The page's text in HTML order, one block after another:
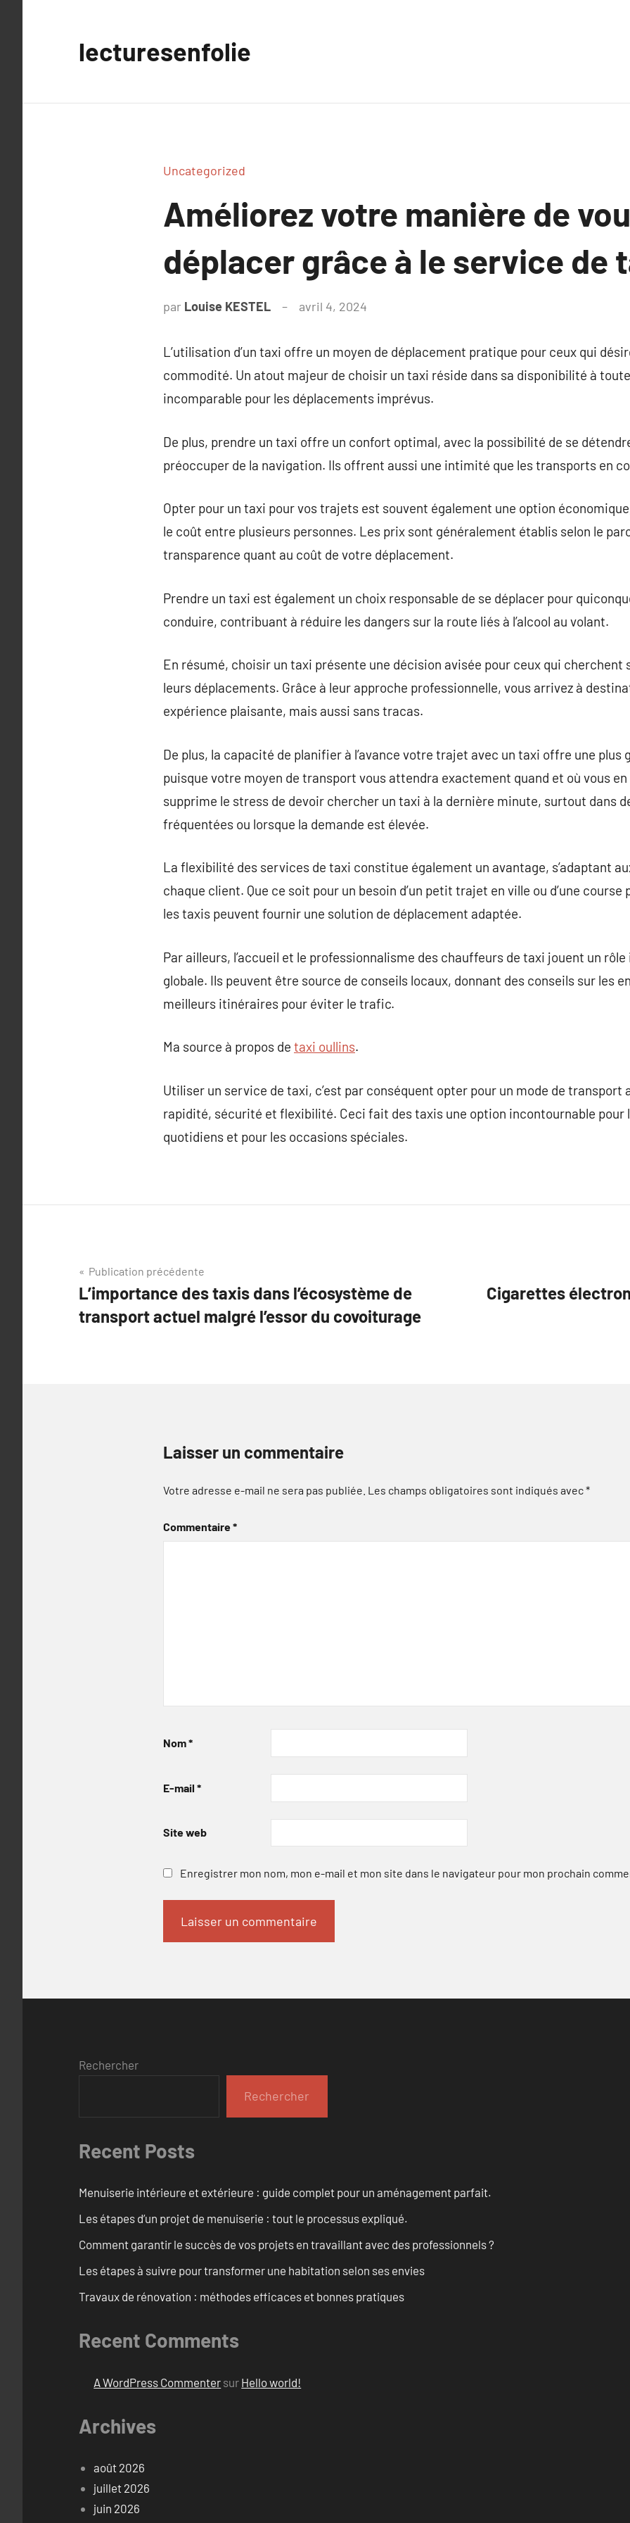
lecturesenfolie
Uncategorized
Améliorez votre manière de
déplacer grâce à le service de
par Louise KESTEL avril 4, 2024
L’utilisation d’un taxi offre un moyen de déplacement pratique pour ceux qui
commodité. Un atout majeur de choisir un taxi réside dans sa disponibilité à
incomparable pour les déplacements imprévus.
De plus, prendre un taxi offre un confort optimal, avec la possibilité de se
préoccuper de la navigation. Ils offrent aussi une intimité que les transports en
Opter pour un taxi pour vos trajets est souvent également une option
le coût entre plusieurs personnes. Les prix sont généralement établis selon le
transparence quant au coût de votre déplacement.
Prendre un taxi est également un choix responsable de se déplacer pour
conduire, contribuant à réduire les dangers sur la route liés à l’alcool au volant.
En résumé, choisir un taxi présente une décision avisée pour ceux qui
leurs déplacements. Grâce à leur approche professionnelle, vous arrivez à
expérience plaisante, mais aussi sans tracas.
De plus, la capacité de planifier à l’avance votre trajet avec un taxi offre une plus
puisque votre moyen de transport vous attendra exactement quand et où vous en
supprime le stress de devoir chercher un taxi à la dernière minute, surtout dans
fréquentées ou lorsque la demande est élevée.
La flexibilité des services de taxi constitue également un avantage, s’adaptant
chaque client. Que ce soit pour un besoin d’un petit trajet en ville ou d’une course
les taxis peuvent fournir une solution de déplacement adaptée.
Par ailleurs, l’accueil et le professionnalisme des chauffeurs de taxi jouent un
globale. Ils peuvent être source de conseils locaux, donnant des conseils sur les
meilleurs itinéraires pour éviter le trafic.
Ma source à propos de taxi oullins.
Utiliser un service de taxi, c’est par conséquent opter pour un mode de transport
rapidité, sécurité et flexibilité. Ceci fait des taxis une option incontournable pour
quotidiens et pour les occasions spéciales.
Navigation
de
l’article
Publication précédente
L’importance des taxis dans l’écosystème de
transport actuel malgré l’essor du covoiturage
Cigarettes
Laisser un commentaire
Votre adresse e-mail ne sera pas publiée. Les champs obligatoires sont indiqués avec*
Commentaire*
Nom*
E-mail *
Site web
Enregistrer mon nom, mon e-mail et mon site dans le navigateur pour mon prochain
Rechercher
Rechercher
Recent Posts
Menuiserie intérieure et extérieure : guide complet pour un aménagement parfait.
Les étapes d’un projet de menuiserie : tout le processus expliqué.
Comment garantir le succès de vos projets en travaillant avec des professionnels ?
Les étapes à suivre pour transformer une habitation selon ses envies
Travaux de rénovation : méthodes efficaces et bonnes pratiques
Recent Comments
A WordPress Commenter sur Hello world!
Archives
août 2026
juillet 2026
juin 2026